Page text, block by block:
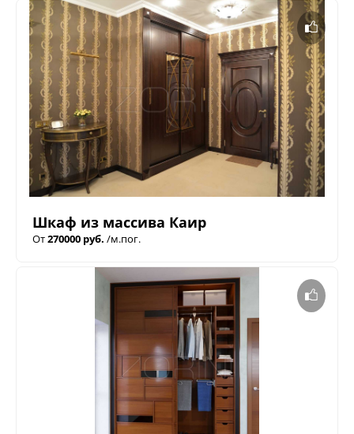
Шкаф из массива Каир
От270000 руб. /м.пог.